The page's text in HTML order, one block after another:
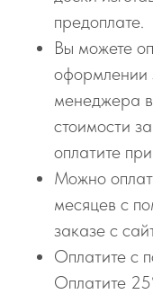
предоплате.
Вы можете
оформлении
менеджера
стоимости
оплатите
Можно
месяцев с
заказе с
Оплатите с
Оплатите